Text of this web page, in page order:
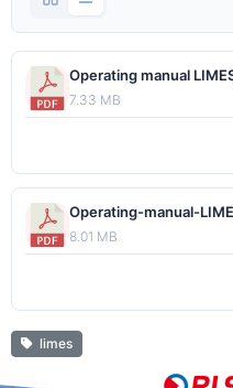
Operating manual
7.33 MB
Operating-manual-
8.01 MB
limes